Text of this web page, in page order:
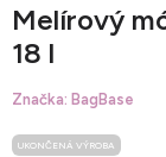
Melírový
18 l
Značka: BagBase
UKONČENÁ VÝROBA